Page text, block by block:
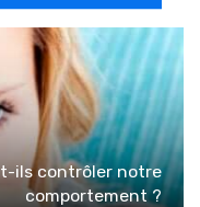
ils contrôler notre
comportement ?